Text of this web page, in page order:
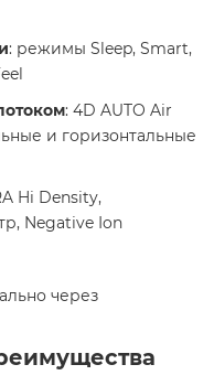
: режимы Sleep, Smart,
: 4D AUTO Air
и горизонтальные
Hi Density,
Negative Ion
через